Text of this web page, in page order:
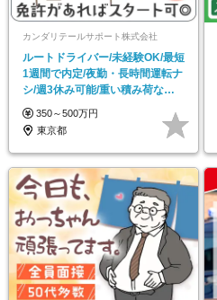
カンダリテールサポート株式会社
ルートドライバー/未経験OK/最短
1週間で内定/夜勤・長時間運転ナ
シ/週3休み可能/重い積み荷なし
【2210】
350～500万円
東京都